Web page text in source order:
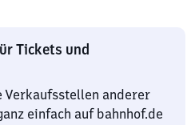
Tickets und
anderer
einfach auf bahnhof.de